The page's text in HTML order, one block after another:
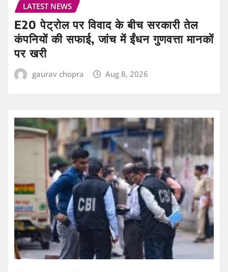
LATEST NEWS
E20 पेट्रोल पर विवाद के बीच सरकारी तेल
कंपनियों की सफाई, जांच में ईंधन गुणवत्ता मानकों
पर खरी
gaurav chopra Aug 8, 2026